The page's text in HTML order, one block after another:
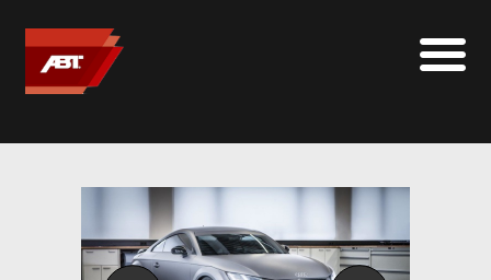
ABT SPORTSLINE FRANCE
MARQUES
LE SUR-MESURE
ABT
CONTACT